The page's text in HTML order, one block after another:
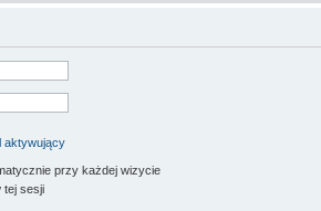
aktywujący
przy każdej wizycie
tej sesji